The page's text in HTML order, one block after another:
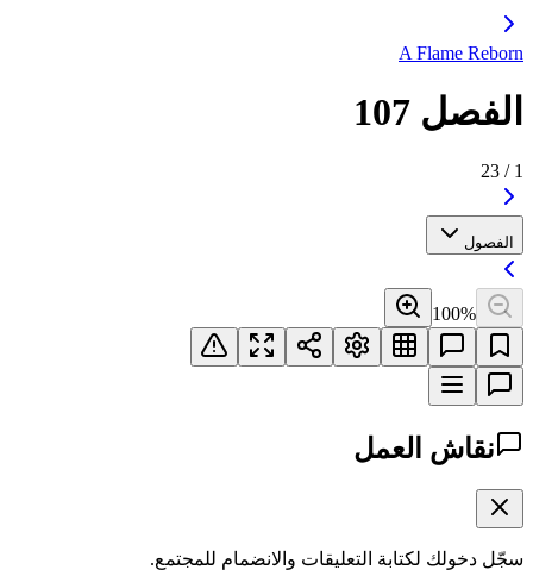
A Flame Reborn
الفصل 107
1
/
23
الفصول
100%
نقاش العمل
سجّل دخولك لكتابة التعليقات والانضمام للمجتمع.